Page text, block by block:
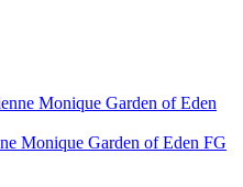
Monique Garden of Eden FG